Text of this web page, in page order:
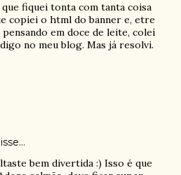
que fiquei tonta com tanta coisa
copiei o html do banner e, etre
em doce de leite, colei
no meu blog. Mas já resolvi.
bem divertida :) Isso é que